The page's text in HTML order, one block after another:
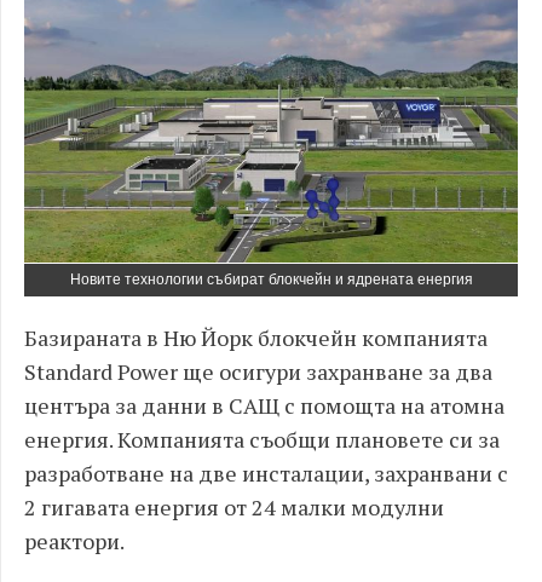
Новите технологии събират блокчейн и ядрената енергия
Базираната в Ню Йорк блокчейн компанията
Standard Power ще осигури захранване за два
центъра за данни в САЩ с помощта на атомна
енергия. Компанията съобщи плановете си за
разработване на две инсталации, захранвани с
2 гигавата енергия от 24 малки модулни
реактори.